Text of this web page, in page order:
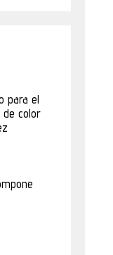
para el
de color